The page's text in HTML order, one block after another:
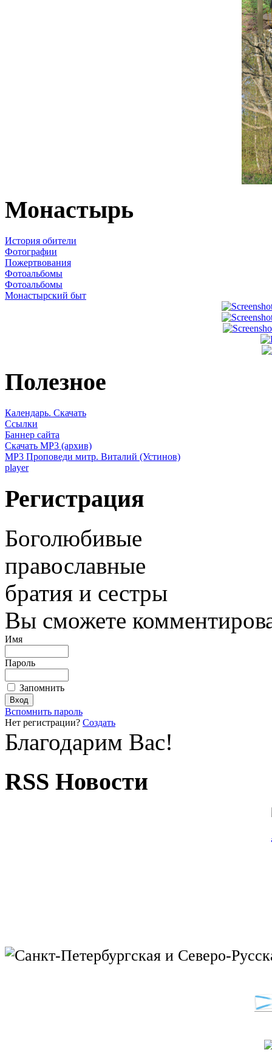
Монастырь
История обители
Фотографии
Пожертвования
Фотоальбомы
Фотоальбомы
Монастырский быт
Полезное
Календарь. Скачать
Ссылки
Баннер сайта
Скачать MP3 (архив)
MP3 Проповеди митр. Виталий (Устинов)
player
Регистрация
Боголюбивые
православные
братия и сестры
Вы сможете
Имя
Пароль
Запомнить
Вспомнить пароль
Нет регистрации? Создать
Благодарим Вас!
RSS Новости